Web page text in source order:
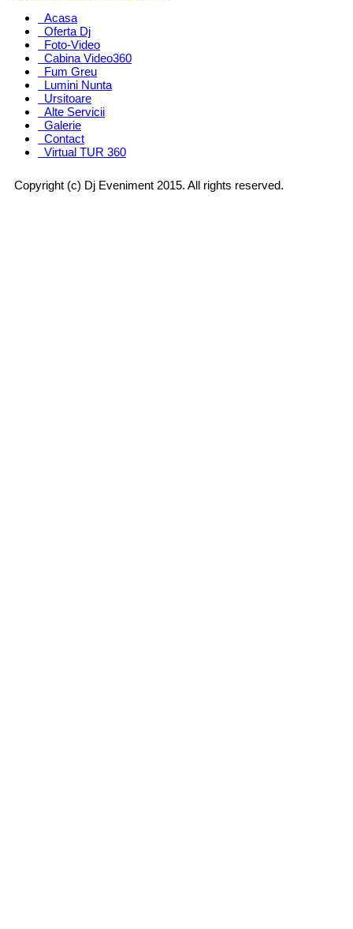
Acasa
Oferta Dj
Foto-Video
Cabina Video360
Fum Greu
Lumini Nunta
Ursitoare
Alte Servicii
Galerie
Contact
Virtual TUR 360
Copyright (c) Dj Eveniment 2015. All rights reserved.